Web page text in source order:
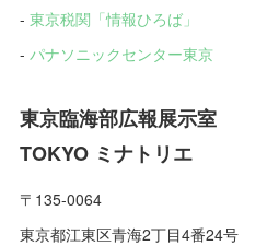
-東京税関「情報ひろば」
- パナソニックセンター東京
東京臨海部広報展示室
TOKYO ミナトリエ
〒135-0064
東京都江東区青海2丁目4番24号